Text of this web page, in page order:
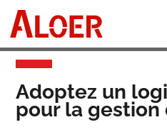
content
Adoptez un
pour la gestion